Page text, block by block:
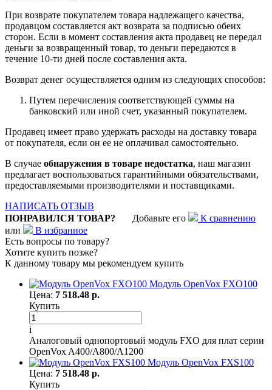
При возврате покупателем товара надлежащего качества,
продавцом составляется акт возврата за подписью обеих
сторон. Если в момент составления акта продавец не передал
деньги за возвращенный товар, то деньги передаются в
течение 10-ти дней после составления акта.
Возврат денег осуществляется одним из следующих способов:
Путем перечисления соответствующей суммы на
банковский или иной счет, указанный покупателем.
Продавец имеет право удержать расходы на доставку товара
от покупателя, если он ее не оплачивал самостоятельно.
В случае обнаружения в товаре недостатка, наш магазин
предлагает воспользоваться гарантийными обязательствами,
предоставляемыми производителями и поставщиками.
НАПИСАТЬ ОТЗЫВ
ПОНРАВИЛСЯ ТОВАР? Добавьте его
К сравнению
или
В избранное
Есть вопросы по товару?
Хотите купить позже?
К данному товару мы рекомендуем купить
Модуль OpenVox FXO100
Цена: 7 518.48 р.
Купить
i
Аналоговый однопортовый модуль FXO для плат серии
OpenVox A400/A800/A1200
Модуль OpenVox FXS100
Цена: 7 518.48 р.
Купить